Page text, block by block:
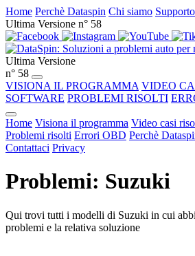
Home Perchè Dataspin Chi siamo Supporto
Ultima Versione n° 58
Ultima Versione
n° 58
VISIONA IL PROGRAMMA VIDEO
SOFTWARE PROBLEMI RISOLTI
Home Visiona il programma Video casi
Problemi risolti Errori OBD Perchè
Contattaci Privacy
Problemi: Suzuki
Qui trovi tutti i modelli di Suzuki in cui
problemi e la relativa soluzione